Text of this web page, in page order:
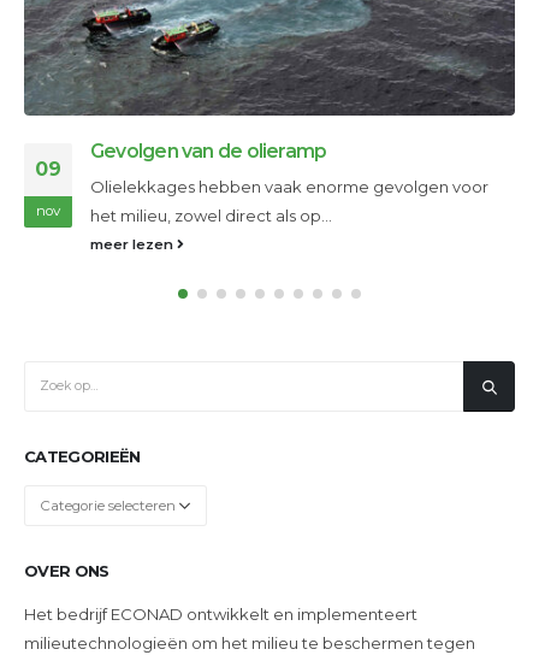
09
nov
Alternatieve energiebronnen
"Energie uit afval: slib. Californië produceert 700.000
ton gedroogd slib (onoplosbaar bezinksel...
meer lezen
CATEGORIEËN
Categorieën
OVER ONS
Het bedrijf ECONAD ontwikkelt en implementeert
milieutechnologieën om het milieu te beschermen tegen